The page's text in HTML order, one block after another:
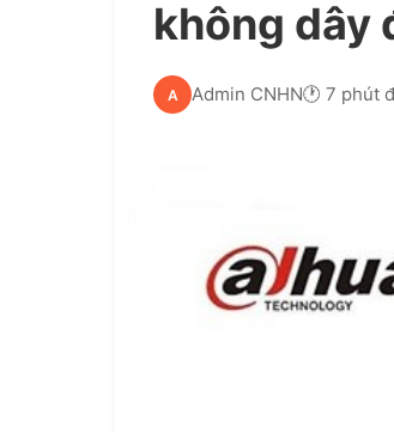
không dây
A Admin CNHN🕐 7 phút